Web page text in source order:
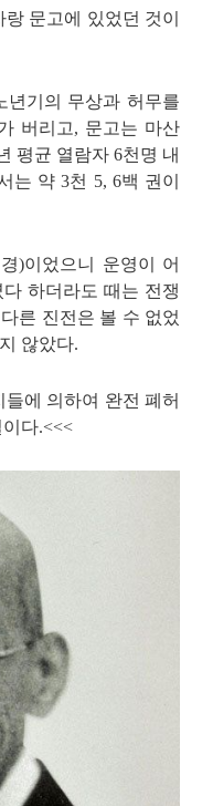
문고에 있었던 것이
년기의 무상과 허무를
버리고, 문고는 마산
평균 열람자 6천명 내
는 약3천 5, 6백 권이
)이었으니 운영이 어
하더라도 때는 전쟁
른 진전은 볼 수 없었
않았다.
에 의하여 완전 폐허
이다.<<<